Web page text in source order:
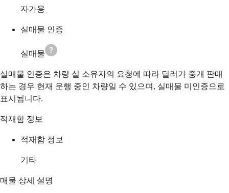
자가용
실매물 인증
실매물
실매물 인증은 차량 실 소유자의 요청에 따라 딜러가 중개 판매
하는 경우 현재 운행 중인 차량일 수 있으며, 실매물 미인증으로
표시됩니다.
적재함 정보
적재함 정보
기타
매물 상세 설명